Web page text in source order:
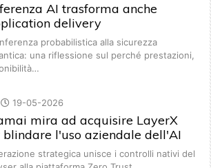
AI trasforma anche
delivery
probabilistica alla sicurezza
una riflessione sul perché prestazioni,
19-05-2026
mira ad acquisire LayerX
blindare l'uso aziendale dell'AI
strategica unisce i controlli nativi del